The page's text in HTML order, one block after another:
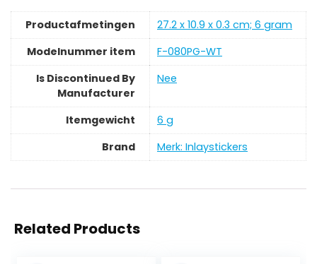
Productafmetingen
‎27.2 x 10.9 x 0.3 cm; 6 gram
Modelnummer item
‎F-080PG-WT
Is Discontinued By
Manufacturer
‎Nee
Itemgewicht
‎6 g
Brand
Merk: Inlaystickers
Related Products